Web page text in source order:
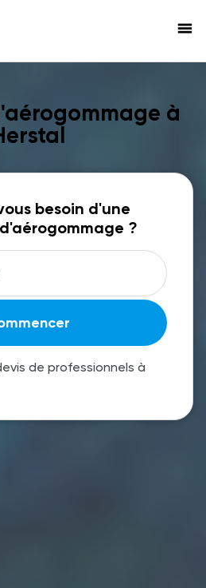
menu
à
besoin d'une
?
de professionnels à